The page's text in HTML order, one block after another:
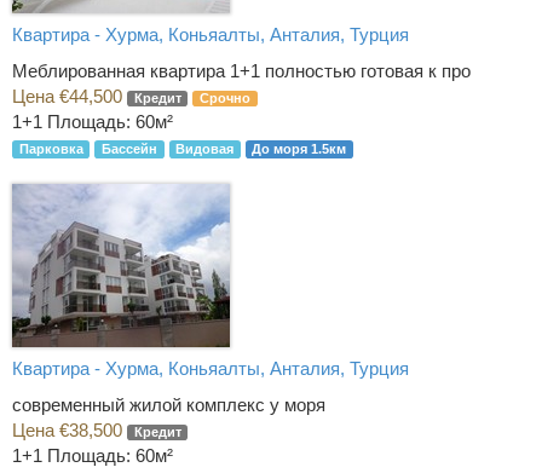
Квартира - Хурма, Коньяалты, Анталия, Турция
Меблированная квартира 1+1 полностью готовая к про
Цена €44,500
Кредит Срочно
1+1 Площадь: 60м²
Парковка Бассейн Видовая До моря 1.5км
Квартира - Хурма, Коньяалты, Анталия, Турция
современный жилой комплекс у моря
Цена €38,500
Кредит
1+1 Площадь: 60м²